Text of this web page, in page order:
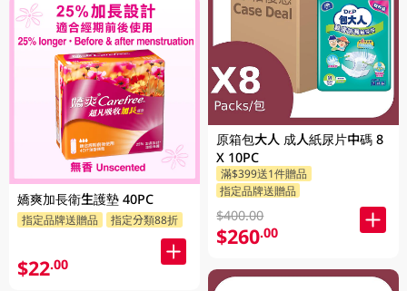
嬌爽加長衛生護墊 40PC
指定品牌送贈品 指定分類88折
$22.00
原箱包大人 成人紙尿片中碼 8
X 10PC
滿$399送1件贈品
指定品牌送贈品
$400.00
$260.00